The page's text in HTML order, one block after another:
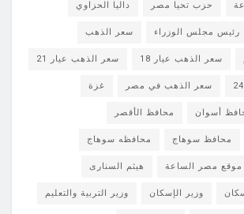
حزب تحيا مصر داليا الحزاوي
رئيس مجلس الوزراء سعر الذهب
سعر الذهب عيار 18 سعر الذهب عيار 21
سعر الذهب في مصر غزة
أسوان محافظ الأقصر
محافظ سوهاج محافظه سوهاج
موقع مصر الساعة هيثم السنارى
وزير الإسكان وزير التربية والتعليم